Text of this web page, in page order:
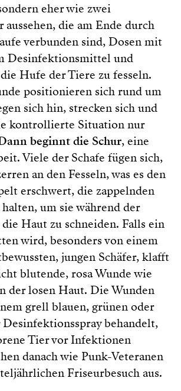
eher wie zwei
aussehen, die am Ende durch
verbunden sind, Dosen mit
Desinfektionsmittel und
Hufe der Tiere zu fesseln.
positionieren sich rund um
sich hin, strecken sich und
kontrollierte Situation nur
beginnt die Schur, eine
Viele der Schafe fügen sich,
an den Fesseln, was es den
erschwert, die zappelnden
um sie während der
Haut zu schneiden. Falls ein
wird, besonders von einem
jungen Schäfer, klafft
blutende, rosa Wunde wie
der losen Haut. Die Wunden
grell blauen, grünen oder
behandelt,
Tier vor Infektionen
danach wie Punk-Veteranen
Friseurbesuch aus.